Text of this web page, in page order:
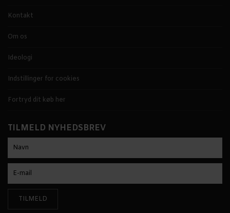
Kontakt
Om os
Ideologi
Indstillinger for cookies
Fortryd dit køb her
TILMELD NYHEDSBREV